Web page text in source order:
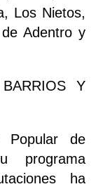
Los Nietos,
Adentro y
Y
Popular de
programa
ha